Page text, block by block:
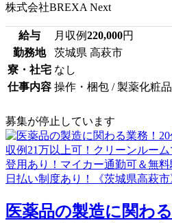
株式会社BREXA Next
給与 月収例220,000円
勤務地
茨城県 高萩市
寮・社宅 なし
仕事内容 操作・梱包 / 製薬化粧
募集が停止しています
医薬品の製造に関わ